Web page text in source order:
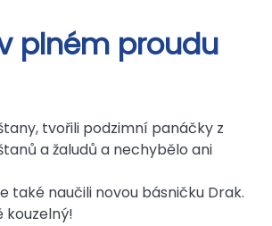
plném proudu
tvořili podzimní panáčky z
a žaludů a nechybělo ani
také naučili novou básničku Drak.
kouzelný!